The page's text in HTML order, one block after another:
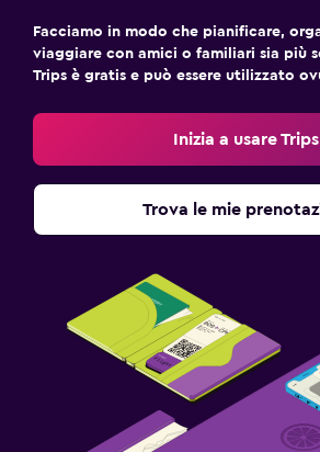
Facciamo in modo che pianificare,
viaggiare con amici o familiari sia più
Trips è gratis e può essere utilizzato
Inizia a usare Trips
Trova le mie